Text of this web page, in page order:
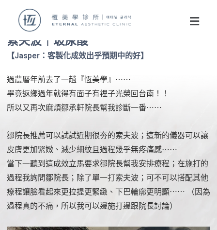
索夫波｜玻尿酸
【Jasper：客製化成效出乎預期中的好】
過農曆年前去了一趟『恆美學』⋯⋯
畢竟返鄉過年就得有面子有𥚃子光榮回台南！！
所以又再次麻煩鄒承軒院長幫我診斷一番⋯⋯
鄒院長推薦可以試試近期很夯的索夫波；這新的儀器可以讓
皮膚更加緊𡟹、減少細紋且過程幾乎無疼痛感⋯⋯
當下一聽到這成效立馬要求鄒院長幫我安排療程；在施打的
過程我詢問鄒院長；除了單一打索夫波；可不可以搭配其他
療程讓臉看起來更拉提更緊緻、下巴輪廓更明顯⋯⋯ （因為
過程真的不痛，所以我可以邊施打邊跟院長討論）